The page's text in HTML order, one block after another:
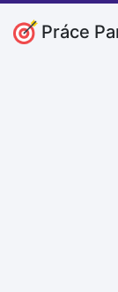
Práce